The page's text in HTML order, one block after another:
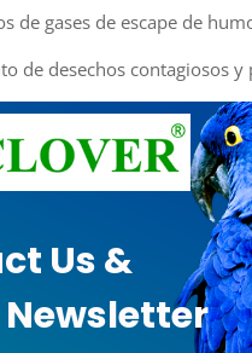
de gases de escape de
de desechos contagiosos
Us &